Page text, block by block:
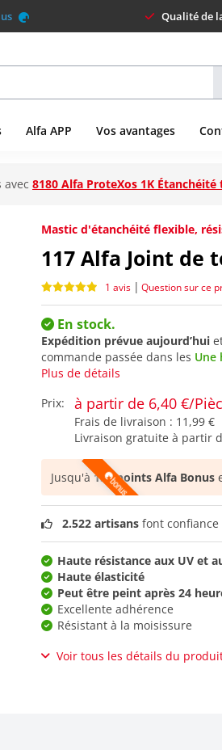
Qualité de
Alfa APP Vos avantages
avec 8180 Alfa ProteXos 1K
Mastic d'étanchéité flexible,
117 Alfa Joint de
1 avis | Question sur ce
En stock.
Expédition prévue aujourd’hui
commande passée dans les Une
Plus de détails
Prix:
à partir de 6,40 €/
Frais de livraison : 11,99 €
Livraison gratuite à partir
Jusqu'à159 points Alfa Bonus
2.522 artisans font
Haute résistance aux UV et
Haute élasticité
Peut être peint après 24
Excellente adhérence
Résistant à la moisissure
Voir tous les détails du